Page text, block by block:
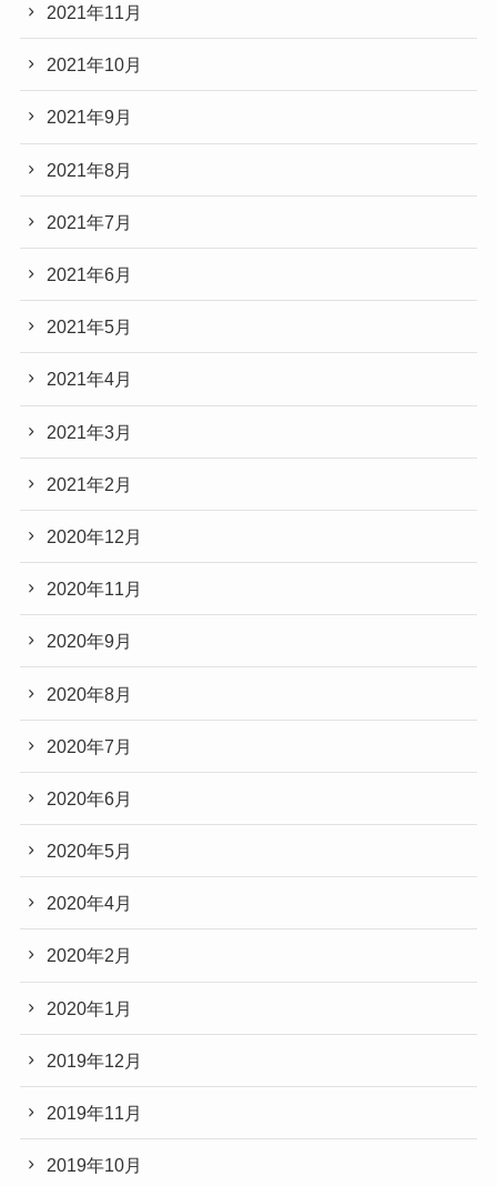
2021年11月
2021年10月
2021年9月
2021年8月
2021年7月
2021年6月
2021年5月
2021年4月
2021年3月
2021年2月
2020年12月
2020年11月
2020年9月
2020年8月
2020年7月
2020年6月
2020年5月
2020年4月
2020年2月
2020年1月
2019年12月
2019年11月
2019年10月